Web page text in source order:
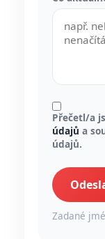
Přečetl/a
údajů a
údajů.
Zadané